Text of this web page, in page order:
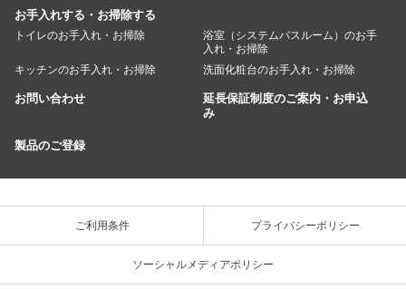
お手入れする・お掃除する
トイレのお手入れ・お掃除
浴室（システムバスルーム）のお手
入れ・お掃除
キッチンのお手入れ・お掃除
洗面化粧台のお手入れ・お掃除
お問い合わせ
延長保証制度のご案内・お申込
み
製品のご登録
ご利用条件 プライバシーポリシー
ソーシャルメディアポリシー